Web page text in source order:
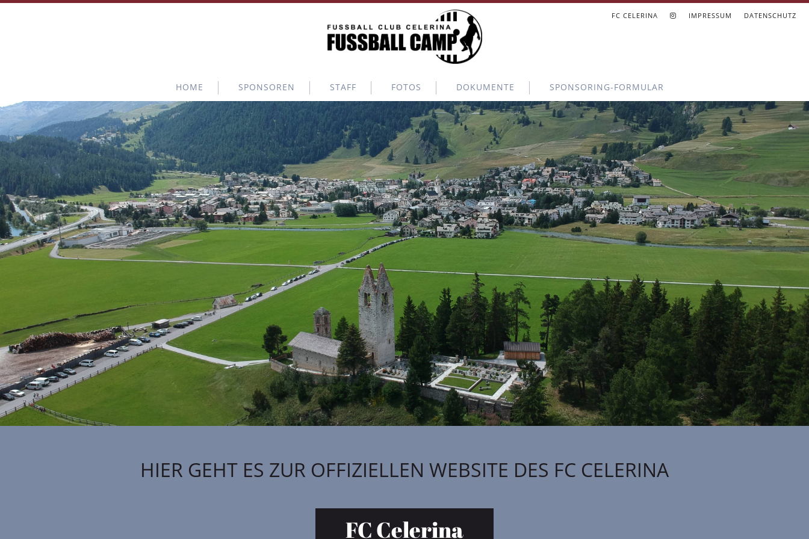
FC CELERINA IMPRESSUM DATENSCHUTZ
HOME SPONSOREN STAFF FOTOS DOKUMENTE SPONSORING-FORMULAR
HIER GEHT ES ZUR OFFIZIELLEN WEBSITE DES FC CELERINA
FC Celerina